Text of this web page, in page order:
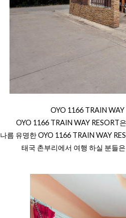
OYO 1166 TRAIN
OYO 1166 TRAIN WAY RESORT
나름 유명한 OYO 1166 TRAIN WAY
태국 촌부리에서 여행 하실 분들